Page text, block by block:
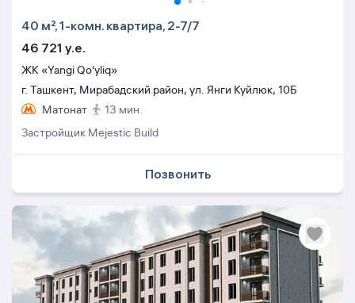
40 м², 1-комн. квартира, 2-7/7
46 721 y.e.
ЖК «Yangi Qo'yliq»
г. Ташкент, Мирабадский район, ул. Янги Куйлюк, 10Б
Матонат
13 мин.
Застройщик Mejestic Build
Позвонить